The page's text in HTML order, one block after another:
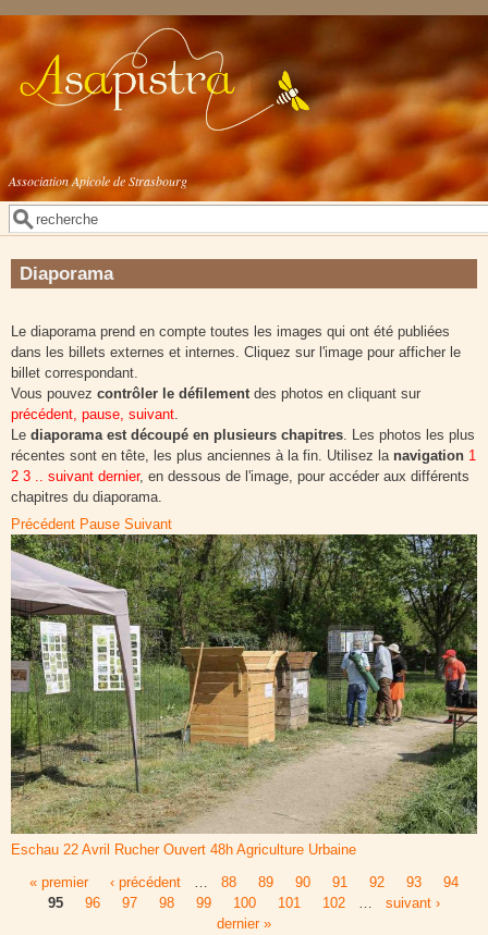
Aller au contenu principal
Association Apicole de Strasbourg
Formulaire de recherche
Rechercher
Diaporama
Le diaporama prend en compte toutes les images qui ont été publiées
dans les billets externes et internes. Cliquez sur l'image pour afficher le
billet correspondant.
Vous pouvez contrôler le défilementdes photos en cliquant sur
précédent, pause, suivant.
Le diaporama est découpé en plusieurs chapitres. Les photos les plus
récentes sont en tête, les plus anciennes à la fin. Utilisez la navigation 1
2 3 .. suivant dernier, en dessous de l'image, pour accéder aux différents
chapitres du diaporama.
Précédent Pause Suivant
Eschau 22 Avril Rucher Ouvert 48h Agriculture Urbaine
Pages
« premier ‹ précédent … 88 89 90 91 92 93
94
95
96 97 98 99 100 101 102 …
suivant ›
dernier »